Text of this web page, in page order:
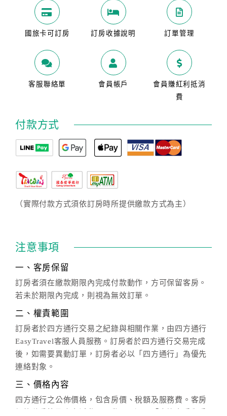
國旅卡可訂房 訂房收據說明 訂單管理
客服聯絡單 會員帳戶
會員賺紅利抵消
費
付款方式
（實際付款方式須依訂房時所提供繳款方式為主）
注意事項
一、客房保留
訂房者須在繳款期限內完成付款動作，方可保留客房。
若未於期限內完成，則視為無效訂單。
二、權責範圍
訂房者於四方通行交易之紀錄與相關作業，由四方通行
EasyTravel客服人員服務。訂房者於四方通行交易完成
後，如需要異動訂單，訂房者必以「四方通行」為優先
連絡對象。
三、價格內容
四方通行之公佈價格，包含房價、稅額及服務費。客房